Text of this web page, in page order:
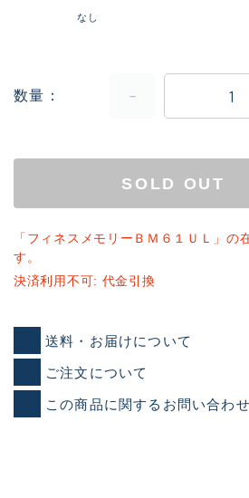
なし
数量
SOLD OUT
「フィネスメモリーＢＭ６１ＵＬ」の
す。
決済利用不可: 代金引換
送料・お届けについて
ご注文について
この商品に関するお問い合わせ